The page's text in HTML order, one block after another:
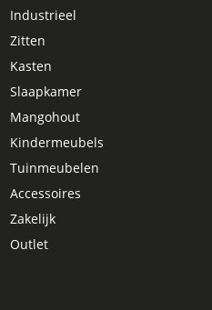
Industrieel
Zitten
Kasten
Slaapkamer
Mangohout
Kindermeubels
Tuinmeubelen
Accessoires
Zakelijk
Outlet